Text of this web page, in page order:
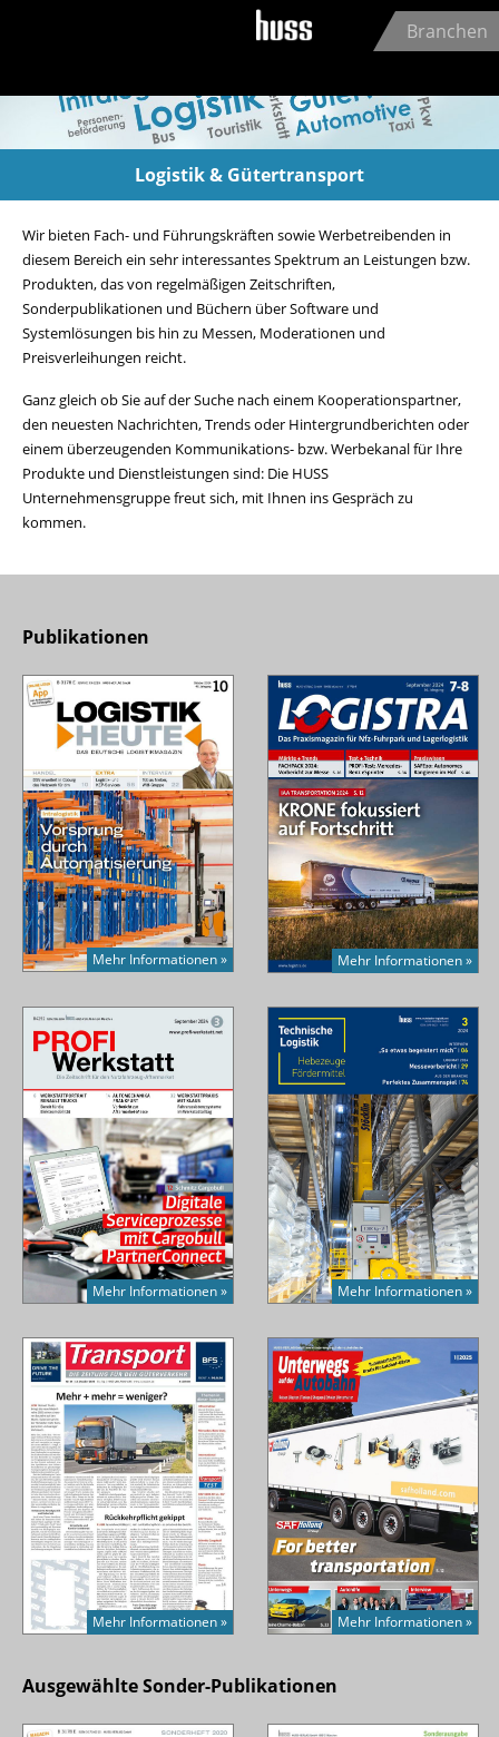
Jump to navigation
Branchen
Logistik & Gütertransport
Wir bieten Fach- und Führungskräften sowie Werbetreibenden in
diesem Bereich ein sehr interessantes Spektrum an Leistungen bzw.
Produkten, das von regelmäßigen Zeitschriften,
Sonderpublikationen und Büchern über Software und
Systemlösungen bis hin zu Messen, Moderationen und
Preisverleihungen reicht.
Ganz gleich ob Sie auf der Suche nach einem Kooperationspartner,
den neuesten Nachrichten, Trends oder Hintergrundberichten oder
einem überzeugenden Kommunikations- bzw. Werbekanal für Ihre
Produkte und Dienstleistungen sind: Die HUSS
Unternehmensgruppe freut sich, mit Ihnen ins Gespräch zu
kommen.
Publikationen
Mehr Informationen » Mehr Informationen »
Mehr Informationen » Mehr Informationen »
Mehr Informationen » Mehr Informationen »
Ausgewählte Sonder-Publikationen